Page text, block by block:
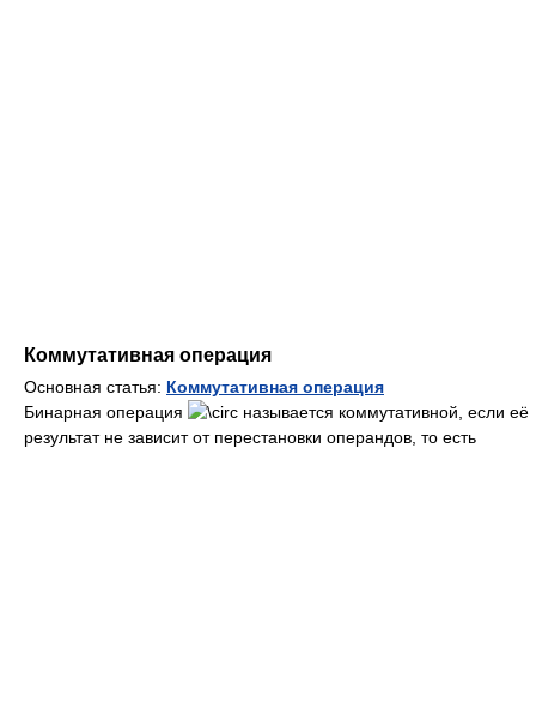
Коммутативная операция
Основная статья: Коммутативная операция
Бинарная операция
называется коммутативной, если её
результат не зависит от перестановки операндов, то есть